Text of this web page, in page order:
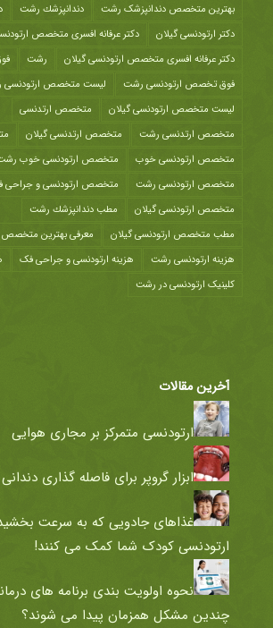
بهترین متخصص دندانپزشک رشت
دندانپزشك رشت
دکتر ارتودنسی گیلان
دکتر عرفانه افسری متخصص
دکتر عرفانه افسری متخصص ارتودنسی گیلان
رشت
فوق تخصص ارتودنسی رشت
لیست متخصص
لیست متخصص ارتودنسی گیلان
متخصص ارتدنسی
متخصص ارتدنسی رشت
متخصص ارتدنسی گیلان
متخصص ارتودنسی خوب
متخصص ارتودنسی خوب
متخصص ارتودنسی رشت
متخصص ارتودنسی و جراحی
متخصص ارتودنسی گیلان
مطب دندانپزشك رشت
مطب متخصص ارتودنسی گیلان
معرفی بهترین متخصص
هزينه ارتودنسی رشت
هزینه ارتودنسی و جراحی فک
کلینیک ارتودنسی در رشت
آخرین مقالات
ارتودنسی متمرکز بر مجاری هوایی
ابزار گروپر برای فاصله گذاری
غذاهای جادویی که به سرعت
ارتودنسی کودک شما کمک می کنند!
نحوه اولویت بندی برنامه های
چندین مشکل همزمان پیدا می شوند؟